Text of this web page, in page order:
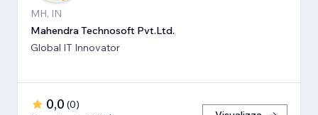
MH, IN
Mahendra Technosoft Pvt.Ltd.
Global IT Innovator
0,0 (0)